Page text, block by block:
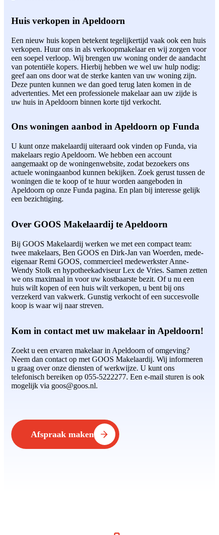
Huis verkopen in Apeldoorn
Een nieuw huis kopen betekent tegelijkertijd vaak ook een huis
verkopen. Huur ons in als verkoopmakelaar en wij zorgen voor
een soepel verloop. Wij brengen uw woning onder de aandacht
van potentiële kopers. Hierbij hebben we wel uw hulp nodig:
geef aan ons door wat de sterke kanten van uw woning zijn.
Deze punten kunnen we dan goed terug laten komen in de
advertenties. Met een professionele makelaar aan uw zijde is
uw huis in Apeldoorn binnen korte tijd verkocht.
Ons woningen aanbod in Apeldoorn op Funda
U kunt onze makelaardij uiteraard ook vinden op Funda, via
makelaars regio Apeldoorn. We hebben een account
aangemaakt op de woningenwebsite, zodat bezoekers ons
actuele woningaanbod kunnen bekijken. Zoek gerust tussen de
woningen die te koop of te huur worden aangeboden in
Apeldoorn op onze Funda pagina. En plan bij interesse gelijk
een bezichtiging.
Over GOOS Makelaardij te Apeldoorn
Bij GOOS Makelaardij werken we met een compact team:
twee makelaars, Ben GOOS en Dirk-Jan van Woerden, mede-
eigenaar Remi GOOS, commercieel medewerkster Anne-
Wendy Stolk en hypotheekadviseur Lex de Vries. Samen zetten
we ons maximaal in voor uw kostbaarste bezit. Of u nu een
huis wilt kopen of een huis wilt verkopen, u bent bij ons
verzekerd van vakwerk. Gunstig verkocht of een succesvolle
koop is waar wij naar streven.
Kom in contact met uw makelaar in Apeldoorn!
Zoekt u een ervaren makelaar in Apeldoorn of omgeving?
Neem dan contact op met GOOS Makelaardij. Wij informeren
u graag over onze diensten of werkwijze. U kunt ons
telefonisch bereiken op 055-5222277. Een e-mail sturen is ook
mogelijk via goos@goos.nl.
Afspraak maken